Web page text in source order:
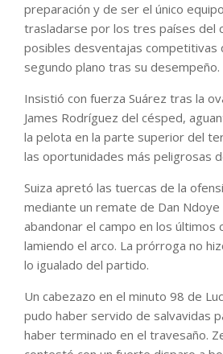
preparación y de ser el único
trasladarse por los tres países del
posibles desventajas competitivas
segundo plano tras su desempeño.
Insistió con fuerza Suárez tras la
James Rodríguez del césped,
la pelota en la parte superior del
las oportunidades más peligrosas
Suiza apretó las tuercas de la
mediante un remate de Dan
abandonar el campo en los últimos
lamiendo el arco. La prórroga no
lo igualado del partido.
Un cabezazo en el minuto 98 de
pudo haber servido de salvavidas
haber terminado en el travesaño.